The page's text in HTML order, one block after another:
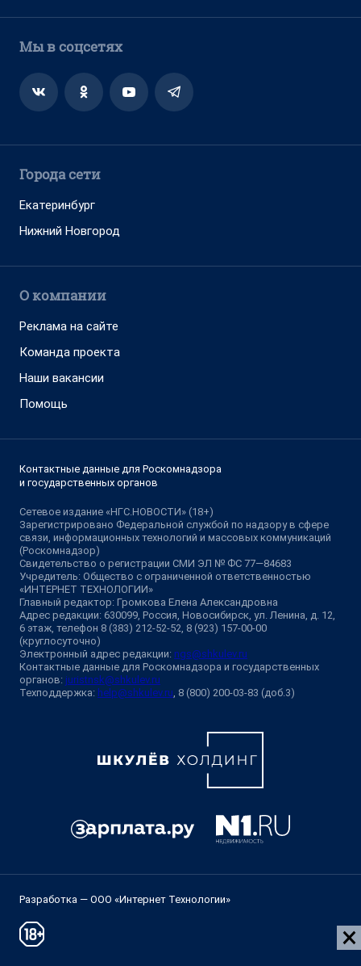
Мы в соцсетях
Города сети
Екатеринбург
Нижний Новгород
О компании
Реклама на сайте
Команда проекта
Наши вакансии
Помощь
Контактные данные для Роскомнадзора
и государственных органов
Сетевое издание «НГС.НОВОСТИ» (18+)
Зарегистрировано Федеральной службой по надзору в сфере
связи, информационных технологий и массовых коммуникаций
(Роскомнадзор)
Свидетельство о регистрации СМИ ЭЛ № ФС 77—84683
Учредитель: Общество с ограниченной ответственностью
«ИНТЕРНЕТ ТЕХНОЛОГИИ»
Главный редактор: Громкова Елена Александровна
Адрес редакции: 630099, Россия, Новосибирск, ул. Ленина, д. 12,
6 этаж, телефон 8 (383) 212-52-52, 8 (923) 157-00-00
(круглосуточно)
Электронный адрес редакции: ngs@shkulev.ru
Контактные данные для Роскомнадзора и государственных
органов: juristnsk@shkulev.ru
Техподдержка: help@shkulev.ru , 8 (800) 200-03-83 (доб.3)
Разработка — ООО «Интернет Технологии»